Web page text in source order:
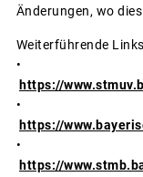
Änderungen, wo
Weiterführende
•
https://
•
https://
•
https://